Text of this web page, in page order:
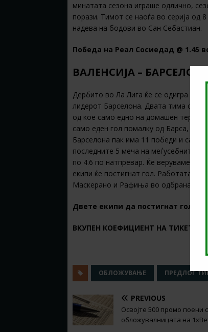
минатата сезона играше одлично,
порази. Тимот се наоѓа во серија од
надева на бодови во Сан Себастиан.
Победа на Реал Сосиедад @ 1.45
ВАЛЕНСИЈА – БАРСЕЛОНА
Дербито во Ла Лига ќе се одигра на
лидерот Барселона. Двата тима
од кое само едно на домашен терен
само еден гол помалку од Барса, а
Барселона пак има 11 победи и
последните 5 меча на меѓусебните
по 4.6 по натпревар. Ќе веруваме на
екипи ќе постигнат гол. Работата на
Маскерано и Рафиња во одбраната.
Двете екипи да постигнат гол @
ВКУПЕН КОЕФИЦИЕНТ НА ТИКЕТОТ Е
ОБЛОЖУВАЊЕ ПРЕДЛОГ
PREVIOUS
Oсвојте 500 промо поени
обложувалницата на